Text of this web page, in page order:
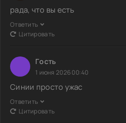
рада, что вы есть
Ответить
Цитировать
Гoсть
1 июня 2026 00:40
Синии просто ужас
Ответить
Цитировать